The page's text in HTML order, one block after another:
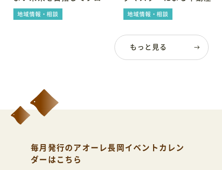
ェクト～すずらんafterno
on～
地域情報・相談
料相談会
地域情報・相談
もっと見る
毎月発行のアオーレ長岡イベントカレン
ダーはこちら
会場利用の際のレイアウトシミュレーションに便利